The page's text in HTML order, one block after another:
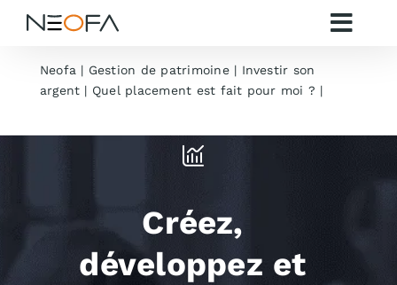
Neofa | Gestion de patrimoine| Investir son
argent | Quel placement est fait pour moi ? |
Créez,
développez et